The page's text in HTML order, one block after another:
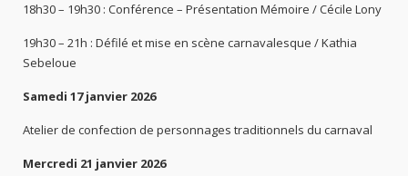
18h30 – 19h30 : Conférence – Présentation Mémoire / Cécile Lony
19h30 – 21h : Défilé et mise en scène carnavalesque / Kathia
Sebeloue
Samedi 17 janvier 2026
Atelier de confection de personnages traditionnels du carnaval
Mercredi 21 janvier 2026